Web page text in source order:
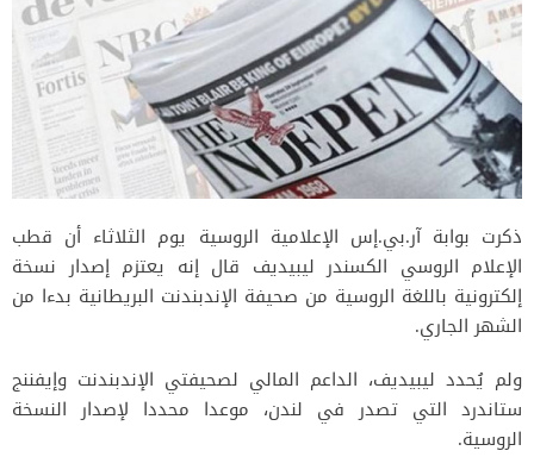
ذكرت بوابة آر.بي.إس الإعلامية الروسية يوم الثلاثاء أن قطب
الإعلام الروسي الكسندر ليبيديف قال إنه يعتزم إصدار نسخة
إلكترونية باللغة الروسية من صحيفة الإندبندنت البريطانية بدءا من
الشهر الجاري.
ولم يُحدد ليبيديف، الداعم المالي لصحيفتي الإندبندنت وإيفننج
ستاندرد التي تصدر في لندن، موعدا محددا لإصدار النسخة
الروسية.